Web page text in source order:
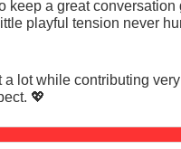
humor, confidence, and making a woman feel special always catch my attention. A little playful
💖